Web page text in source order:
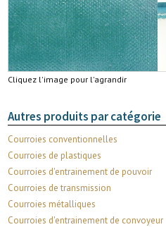
Cliquez l'image pour l'agrandir
Autres produits par catégorie
Courroies conventionnelles
Courroies de plastiques
Courroies d'entrainement de pouvoir
Courroies de transmission
Courroies métalliques
Courroies d'entrainement de convoyeur